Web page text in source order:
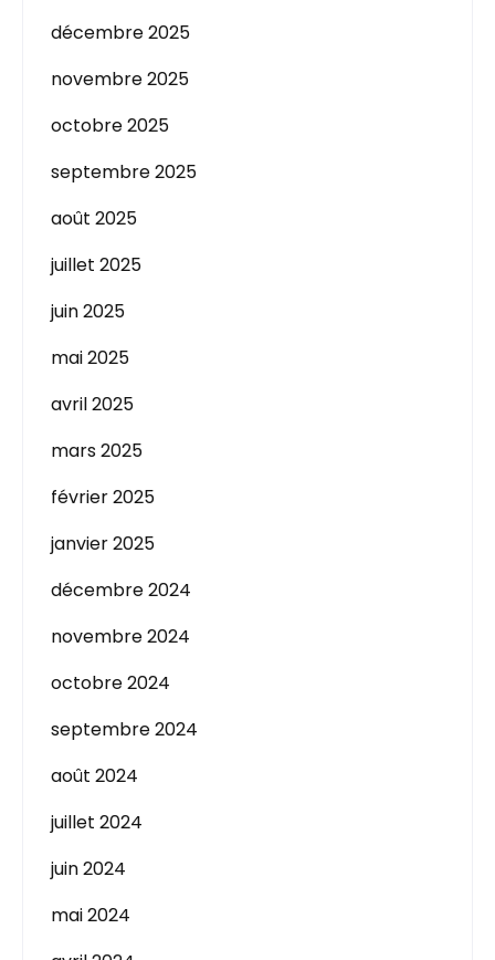
décembre 2025
novembre 2025
octobre 2025
septembre 2025
août 2025
juillet 2025
juin 2025
mai 2025
avril 2025
mars 2025
février 2025
janvier 2025
décembre 2024
novembre 2024
octobre 2024
septembre 2024
août 2024
juillet 2024
juin 2024
mai 2024